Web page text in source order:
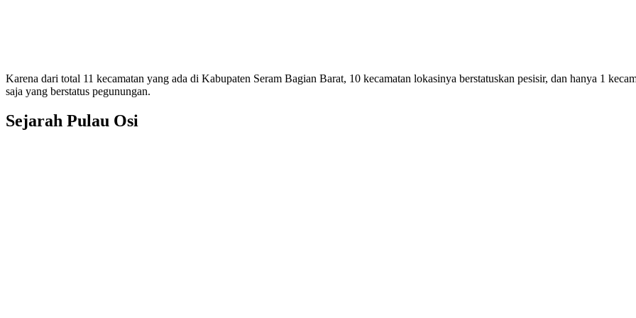
Karena dari total 11 kecamatan yang ada di Kabupaten Seram Bagian Barat, 10 kecamatan lokasinya berstatuskan pesisir, dan hanya 1
saja yang berstatus pegunungan.
Sejarah Pulau Osi